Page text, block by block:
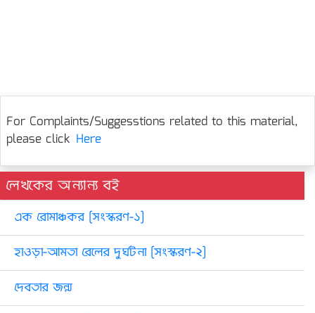
For Complaints/Suggesstions related to this material,
please click Here
লেখকের অন্যান্য বই
এক রোমাঞ্চকর [সংস্করণ-১]
হাওড়া-আমতা রেলের দুর্ঘটনা [সংস্করণ-২]
দেবতার জন্ম